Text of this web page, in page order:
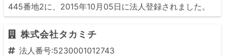
445番地2に、2015年10月05日に法人登録されました。
株式会社タカミチ
法人番号:5230001012743